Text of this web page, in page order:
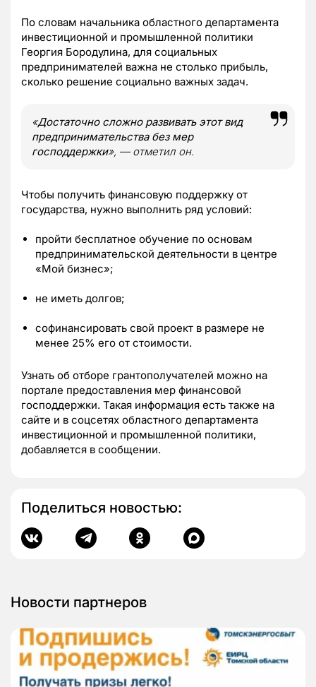
По словам начальника областного департамента
инвестиционной и промышленной политики
Георгия Бородулина, для социальных
предпринимателей важна не столько прибыль,
сколько решение социально важных задач.
«Достаточно сложно развивать этот вид
предпринимательства без мер
господдержки», — отметил он.
Чтобы получить финансовую поддержку от
государства, нужно выполнить ряд условий:
пройти бесплатное обучение по основам
предпринимательской деятельности в центре
«Мой бизнес»;
не иметь долгов;
софинансировать свой проект в размере не
менее 25% его от стоимости.
Узнать об отборе грантополучателей можно на
портале предоставления мер финансовой
господдержки. Такая информация есть также на
сайте и в соцсетях областного департамента
инвестиционной и промышленной политики,
добавляется в сообщении.
Поделиться новостью:
Новости партнеров